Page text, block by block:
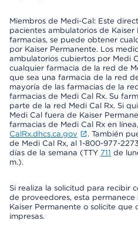
Miembros de Medi-Cal: Este
pacientes ambulatorios de Kaiser
farmacias, se puede obtener
por Kaiser Permanente. Los
ambulatorios cubiertos por Medi
cualquier farmacia de la red de
que sea una farmacia de la red
mayoría de las farmacias de la
farmacias de Medi Cal Rx. Su
parte de la red Medi Cal Rx. Si
Medi Cal fuera de Kaiser
farmacias de Medi Cal Rx en
CalRx.dhcs.ca.gov
. También
de Medi Cal Rx, al 1-800-977-
días de la semana (TTY 711 de
m.).
Si realiza la solicitud para recibir
de proveedores, esta
Kaiser Permanente o solicite que
impresas.